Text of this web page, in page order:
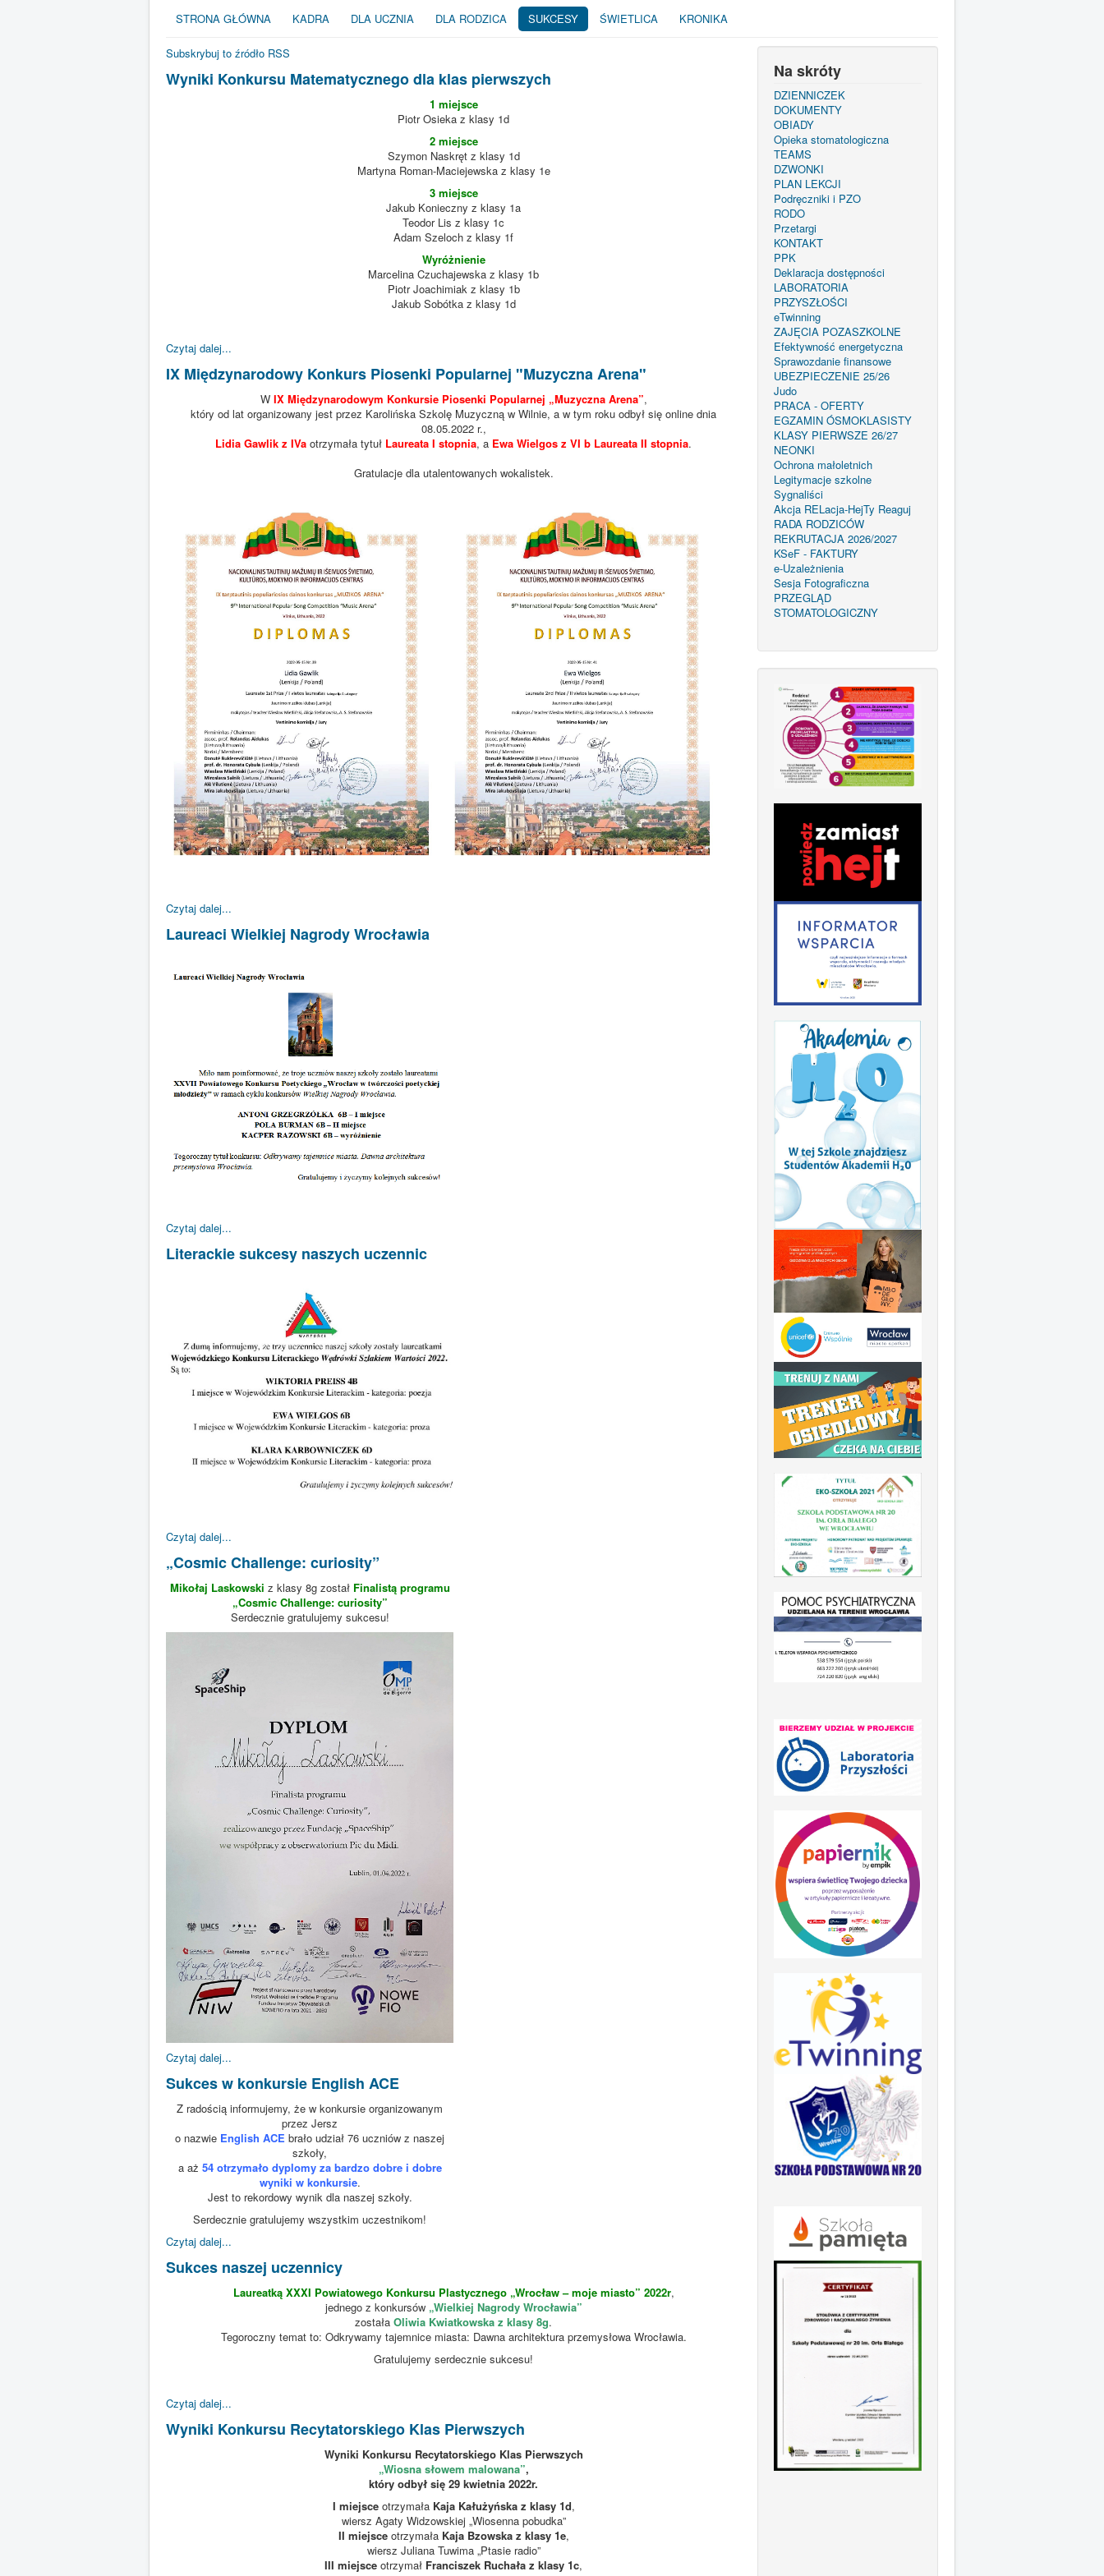
STRONA GŁÓWNA KADRA DLA UCZNIA DLA RODZICA SUKCESY ŚWIETLICA KRONIKA
Subskrybuj to źródło RSS
Wyniki Konkursu Matematycznego dla klas pierwszych
1 miejsce
Piotr Osieka z klasy 1d
2 miejsce
Szymon Naskręt z klasy 1d
Martyna Roman-Maciejewska z klasy 1e
3 miejsce
Jakub Konieczny z klasy 1a
Teodor Lis z klasy 1c
Adam Szeloch z klasy 1f
Wyróżnienie
Marcelina Czuchajewska z klasy 1b
Piotr Joachimiak z klasy 1b
Jakub Sobótka z klasy 1d
Czytaj dalej...
IX Międzynarodowy Konkurs Piosenki Popularnej "Muzyczna Arena"
W IX Międzynarodowym Konkursie Piosenki Popularnej „Muzyczna Arena”,
który od lat organizowany jest przez Karolińska Szkolę Muzyczną w Wilnie, a w tym roku odbył się online dnia
08.05.2022 r.,
Lidia Gawlik z IVa otrzymała tytuł Laureata I stopnia, a Ewa Wielgos z VI b Laureata II stopnia.
Gratulacje dla utalentowanych wokalistek.
Czytaj dalej...
Laureaci Wielkiej Nagrody Wrocławia
Czytaj dalej...
Literackie sukcesy naszych uczennic
Czytaj dalej...
„Cosmic Challenge: curiosity”
Mikołaj Laskowski z klasy 8g został Finalistą programu
„Cosmic Challenge: curiosity”
Serdecznie gratulujemy sukcesu!
Czytaj dalej...
Sukces w konkursie English ACE
Z radością informujemy, że w konkursie organizowanym
przez Jersz
o nazwie English ACE brało udział 76 uczniów z naszej
szkoły,
a aż 54 otrzymało dyplomy za bardzo dobre i dobre
wyniki w konkursie.
Jest to rekordowy wynik dla naszej szkoły.
Serdecznie gratulujemy wszystkim uczestnikom!
Czytaj dalej...
Sukces naszej uczennicy
Laureatką XXXI Powiatowego Konkursu Plastycznego „Wrocław – moje miasto” 2022r,
jednego z konkursów „Wielkiej Nagrody Wrocławia”
została Oliwia Kwiatkowska z klasy 8g.
Tegoroczny temat to: Odkrywamy tajemnice miasta: Dawna architektura przemysłowa Wrocławia.
Gratulujemy serdecznie sukcesu!
Czytaj dalej...
Wyniki Konkursu Recytatorskiego Klas Pierwszych
Wyniki Konkursu Recytatorskiego Klas Pierwszych
„Wiosna słowem malowana”,
który odbył się 29 kwietnia 2022r.
I miejsceotrzymała Kaja Kałużyńska z klasy 1d,
wiersz Agaty Widzowskiej „Wiosenna pobudka”
II miejsceotrzymała Kaja Bzowska z klasy 1e,
wiersz Juliana Tuwima „Ptasie radio”
III miejsce otrzymał Franciszek Ruchała z klasy 1c,
Na skróty
DZIENNICZEK
DOKUMENTY
OBIADY
Opieka stomatologiczna
TEAMS
DZWONKI
PLAN LEKCJI
Podręczniki i PZO
RODO
Przetargi
KONTAKT
PPK
Deklaracja dostępności
LABORATORIA
PRZYSZŁOŚCI
eTwinning
ZAJĘCIA POZASZKOLNE
Efektywność energetyczna
Sprawozdanie finansowe
UBEZPIECZENIE 25/26
Judo
PRACA - OFERTY
EGZAMIN ÓSMOKLASISTY
KLASY PIERWSZE 26/27
NEONKI
Ochrona małoletnich
Legitymacje szkolne
Sygnaliści
Akcja RELacja-HejTy Reaguj
RADA RODZICÓW
REKRUTACJA 2026/2027
KSeF - FAKTURY
e-Uzależnienia
Sesja Fotograficzna
PRZEGLĄD
STOMATOLOGICZNY